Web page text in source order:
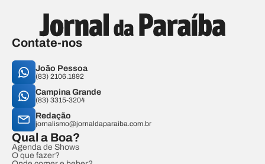
Contate-nos
João Pessoa
(83) 2106.1892
Campina Grande
(83) 3315-3204
Redação
jornalismo@jornaldaparaiba.com.br
Qual a Boa?
Agenda de Shows
O que fazer?